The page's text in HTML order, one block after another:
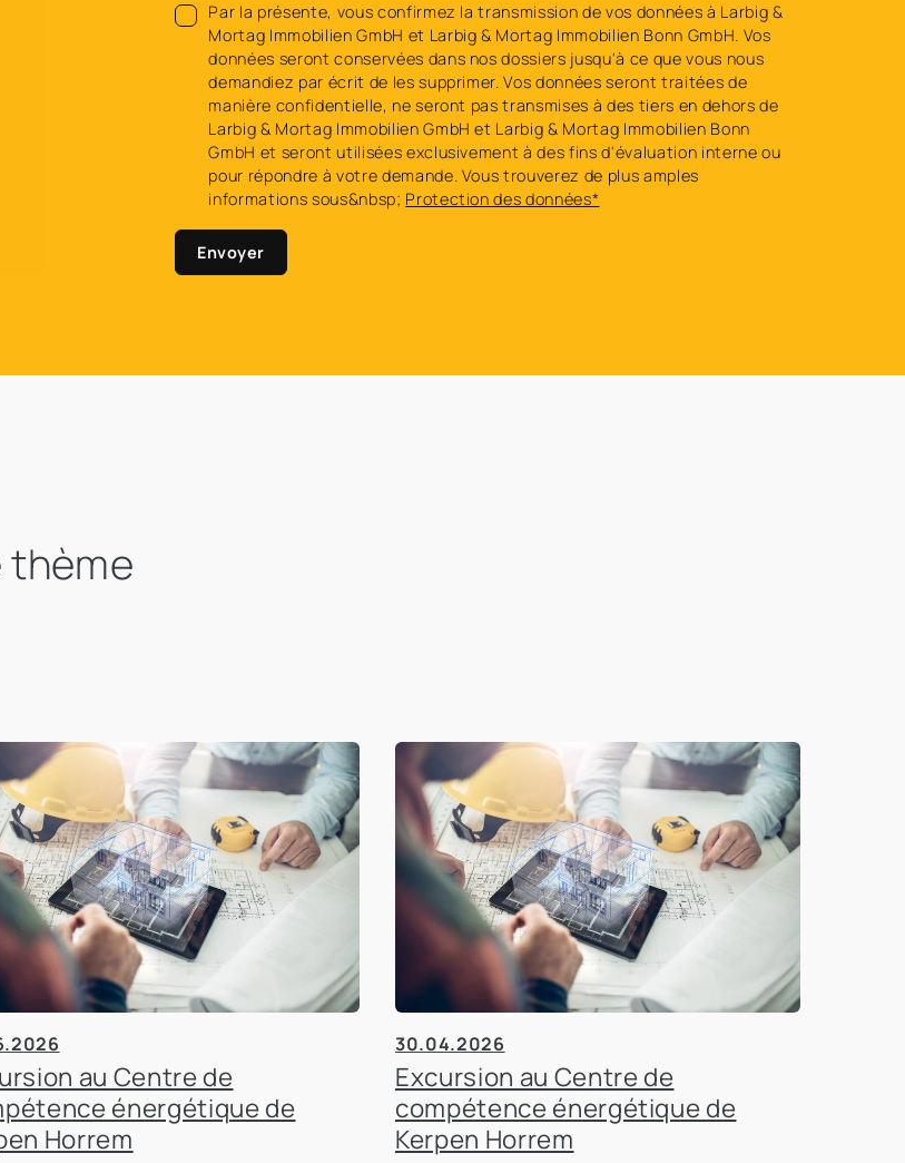
Par la présente, vous confirmez la transmission de vos données à Larbig &
Mortag Immobilien GmbH et Larbig & Mortag Immobilien Bonn GmbH. Vos
données seront conservées dans nos dossiers jusqu'à ce que vous nous
demandiez par écrit de les supprimer. Vos données seront traitées de
manière confidentielle, ne seront pas transmises à des tiers en dehors de
Larbig & Mortag Immobilien GmbH et Larbig & Mortag Immobilien Bonn
GmbH et seront utilisées exclusivement à des fins d'évaluation interne ou
pour répondre à votre demande. Vous trouverez de plus amples
informations sous&nbsp; Protection des données*
Envoyer
thème
au Centre de
énergétique de
Horrem
30.04.2026
Excursion au Centre de
compétence énergétique de
Kerpen Horrem